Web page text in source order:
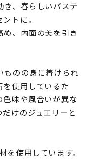
～
～
すべて表示
き、春らしいパステ
トに。
め、内面の美を引き
のの身に着けられ
を使用しているた
色味や風合いが異な
けのジュエリーと
使用しています。